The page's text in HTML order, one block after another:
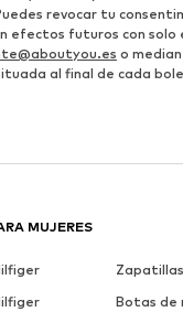
revocar tu
efectos futuros con solo
o
al final de cada
MUJERES
Botas de